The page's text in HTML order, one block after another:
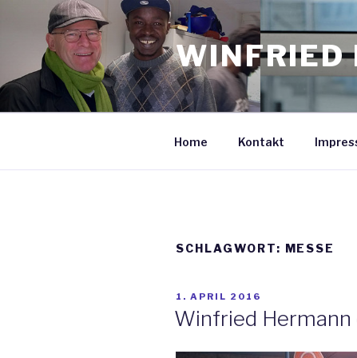
springen
WINFRIED
Home Kontakt
SCHLAGWORT: MESSE
VERÖFFENTLICHT
AM
1. APRIL 2016
Winfried